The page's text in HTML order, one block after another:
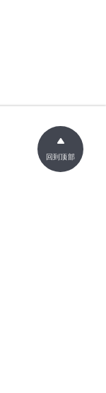
回到顶部